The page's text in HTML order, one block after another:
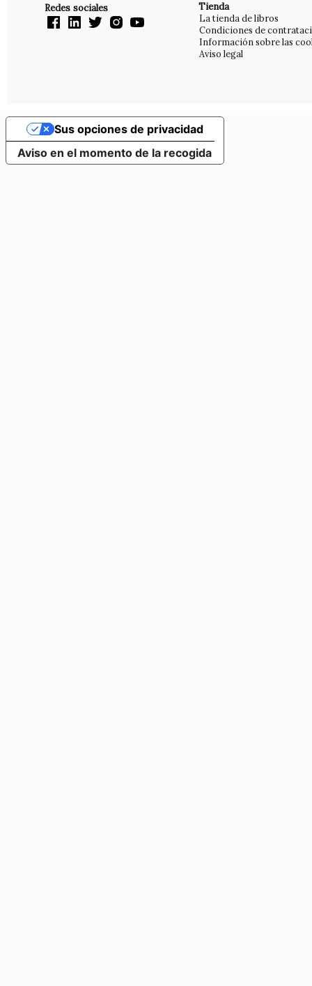
Redes sociales Tienda
La tienda de libros
Condiciones de
Información sobre las
Aviso legal
Aviso en el momento de la recogida
Sus opciones de privacidad